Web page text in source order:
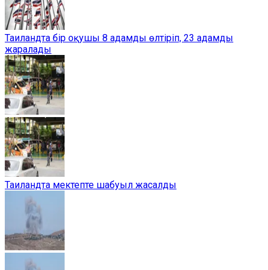
Таиландта бір оқушы 8 адамды өлтіріп, 23 адамды
жаралады
Таиландта мектепте шабуыл жасалды